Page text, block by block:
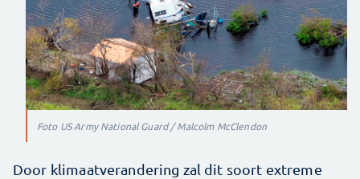
Foto US Army National Guard / Malcolm McClendon
Door klimaatverandering zal dit soort extreme